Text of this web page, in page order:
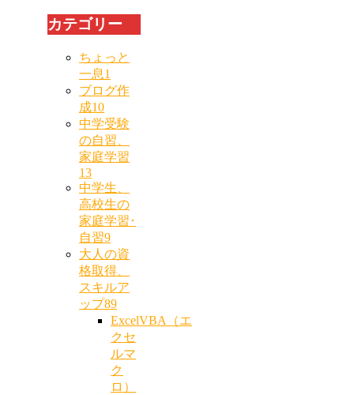
カテゴリー
ちょっと
一息1
ブログ作
成10
中学受験
の自習、
家庭学習
13
中学生、
高校生の
家庭学習･
自習9
大人の資
格取得、
スキルア
ップ89
ExcelVBA（エ
クセ
ルマ
ク
ロ）